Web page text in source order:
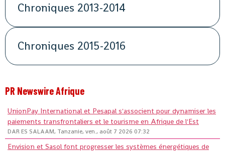
Chroniques 2013-2014
Chroniques 2015-2016
PR Newswire Afrique
UnionPay International et Pesapal s'associent pour dynamiser les
paiements transfrontaliers et le tourisme en Afrique de l'Est
DAR ES SALAAM, Tanzanie, ven., août 7 2026 07:32
Envision et Sasol font progresser les systèmes énergétiques de